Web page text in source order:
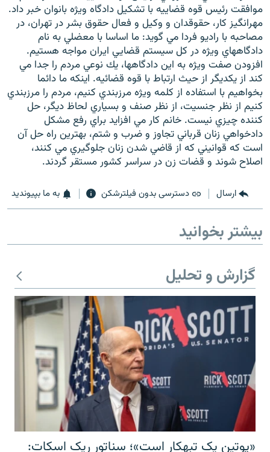
موافقت رئيس قوه قضاييه با تشكيل دادگاه ويژه بانوان خبر داد.
مهرانگيز كار، حقوقدان و وكيل و فعال حقوق بشر در تهران، در
مصاحبه با راديو فردا مي گويد: ما اساسا با معضلي به نام
دادگاههاي ويژه در كل سيستم قضايي ايران مواجه هستيم.
افزودن صفت ويژه به اين دادگاهها، يك نوعي مردم را جدا مي
كند از يكديگر از حيث ارتباط با قوه قضائيه. اينكه ما دائما
بخواهيم با استفاده از كلمه ويژه مرزبندي كنيم، مردم را مرزبندي
كنيم از نظر جنسيت، از نظر صنف و بسياري لحاظ ديگر، حل
كننده چيزي نيست. خانم كار مي افزايد براي رفع مشكل
دادخواهي زنان قرباني تجاوز و ضرب و شتم، بهترين راه حل آن
است كه قوانيني كه از قاضي شدن زنان جلوگيري مي كنند،
اصلاح شوند و قضات زن در سراسر كشور مستقر گردند.
ارسال دسترسی بدون فیلترشکن به ما بپیوندید
بیشتر بخوانید
گزارش و تحلیل
«پوتین یک تبهکار است»؛ سناتور ریک اسکات: